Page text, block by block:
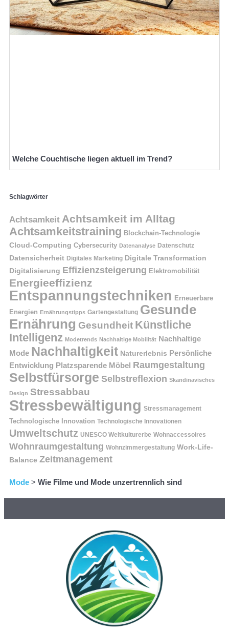
Welche Couchtische liegen aktuell im Trend?
Schlagwörter
Achtsamkeit Achtsamkeit im Alltag
Achtsamkeitstraining Blockchain-Technologie
Cloud-Computing Cybersecurity Datenanalyse Datenschutz
Datensicherheit Digitales Marketing Digitale Transformation
Digitalisierung Effizienzsteigerung Elektromobilität
Energieeffizienz
Entspannungstechniken Erneuerbare
Energien Ernährungstipps Gartengestaltung Gesunde
Ernährung Gesundheit Künstliche
Intelligenz Modetrends Nachhaltige Mobilität Nachhaltige
Mode Nachhaltigkeit Naturerlebnis Persönliche
Entwicklung Platzsparende Möbel Raumgestaltung
Selbstfürsorge Selbstreflexion Skandinavisches
Design Stressabbau
Stressbewältigung Stressmanagement
Technologische Innovation Technologische Innovationen
Umweltschutz UNESCO Weltkulturerbe Wohnaccessoires
Wohnraumgestaltung Wohnzimmergestaltung Work-Life-
Balance Zeitmanagement
Mode > Wie Filme und Mode unzertrennlich sind